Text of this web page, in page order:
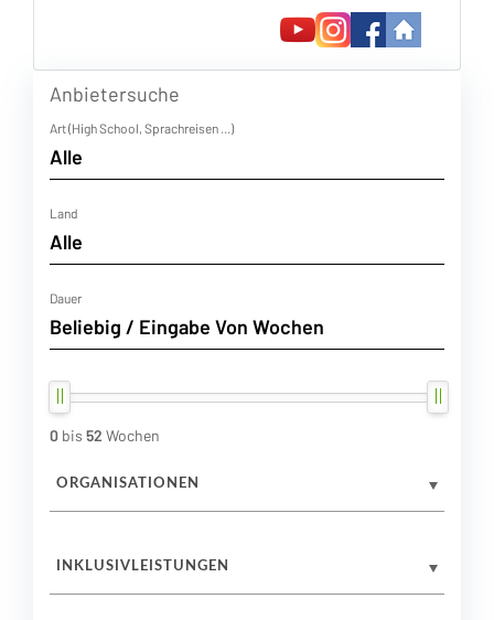
Anbietersuche
Art (High School, Sprachreisen ...)
Land
Dauer
0 bis 52 Wochen
ORGANISATIONEN
INKLUSIVLEISTUNGEN